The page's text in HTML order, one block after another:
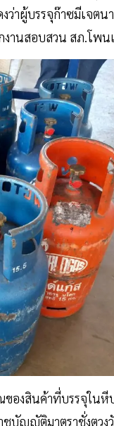
าผู้บรรจุก๊าซมีเจตน
านสอบสวน สภ.โพน
งสินค้าที่บรรจุในหี
บัญญัติมาตราชั่งตว